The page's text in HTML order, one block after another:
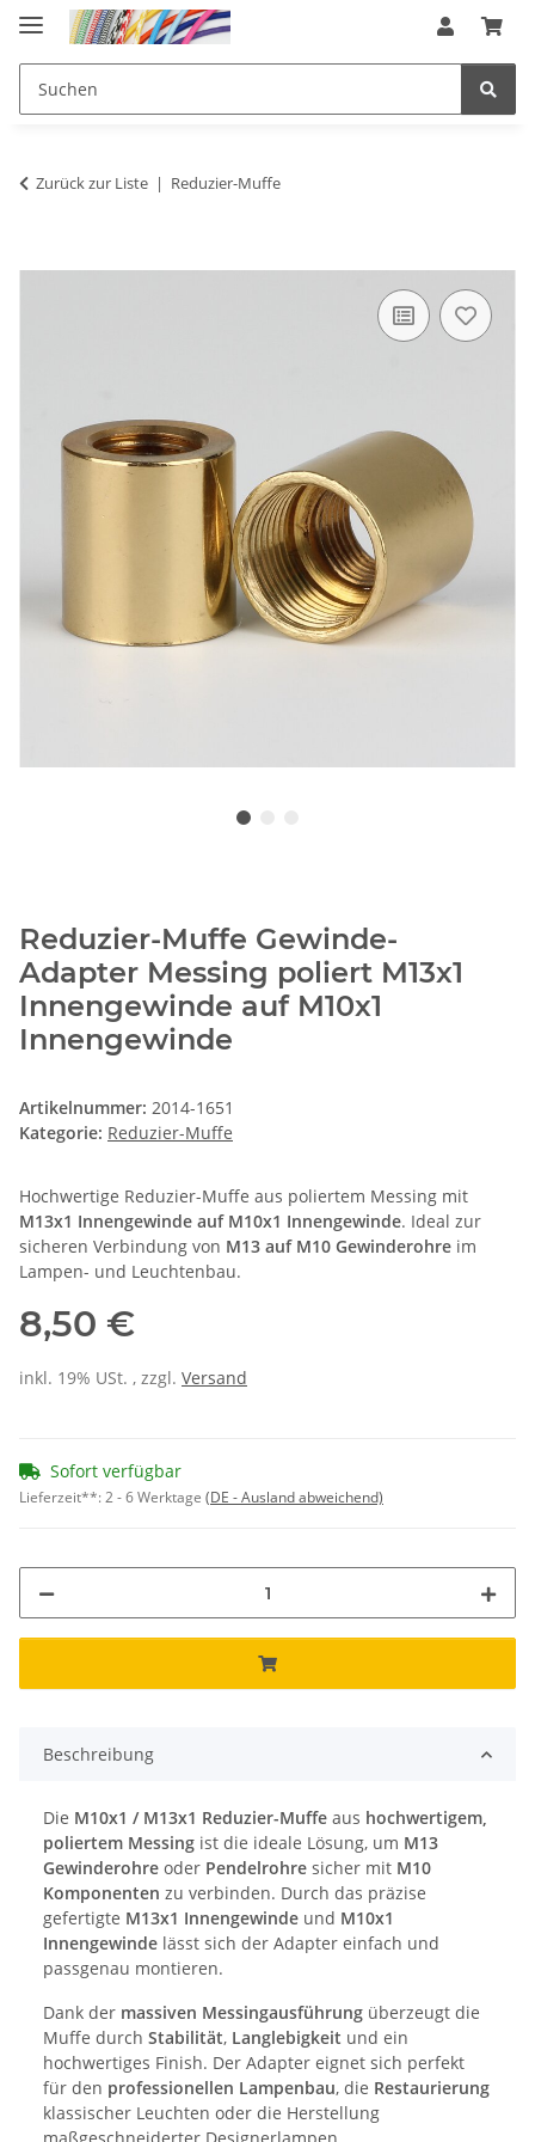
Zurück zur Liste Reduzier-Muffe
Reduzier-Muffe Gewinde-
Adapter Messing poliert M13x1
Innengewinde auf M10x1
Innengewinde
Artikelnummer: 2014-1651
Kategorie: Reduzier-Muffe
Hochwertige Reduzier-Muffe aus poliertem Messing mit
M13x1 Innengewinde auf M10x1 Innengewinde. Ideal zur
sicheren Verbindung von M13 auf M10 Gewinderohre im
Lampen- und Leuchtenbau.
8,50 €
inkl. 19% USt. , zzgl. Versand
Sofort verfügbar
Lieferzeit**:2 - 6 Werktage (DE - Ausland abweichend)
Beschreibung
Die M10x1 / M13x1 Reduzier-Muffe aus hochwertigem,
poliertem Messing ist die ideale Lösung, um M13
Gewinderohre oder Pendelrohre sicher mit M10
Komponenten zu verbinden. Durch das präzise
gefertigte M13x1 Innengewinde und M10x1
Innengewinde lässt sich der Adapter einfach und
passgenau montieren.
Dank der massiven Messingausführung überzeugt die
Muffe durch Stabilität, Langlebigkeit und ein
hochwertiges Finish. Der Adapter eignet sich perfekt
für den professionellen Lampenbau, die Restaurierung
klassischer Leuchten oder die Herstellung